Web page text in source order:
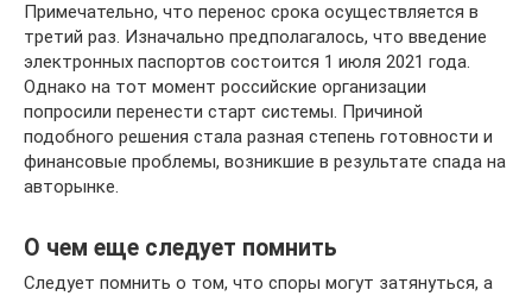
Примечательно, что перенос срока осуществляется в
третий раз. Изначально предполагалось, что введение
электронных паспортов состоится 1 июля 2021 года.
Однако на тот момент российские организации
попросили перенести старт системы. Причиной
подобного решения стала разная степень готовности и
финансовые проблемы, возникшие в результате спада на
авторынке.
О чем еще следует помнить
Следует помнить о том, что споры могут затянуться, а